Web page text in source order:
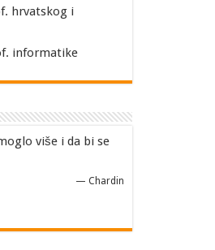
hrvatskog i
informatike
više i da bi se
— Chardin